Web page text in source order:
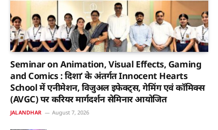
Seminar on Animation, Visual Effects, Gaming
and Comics : दिशा’ के अंतर्गत Innocent Hearts
School में एनीमेशन, विजुअल इफेक्ट्स, गेमिंग एवं कॉमिक्स
(AVGC) पर करियर मार्गदर्शन सेमिनार आयोजित
JALANDHAR August 7, 2026